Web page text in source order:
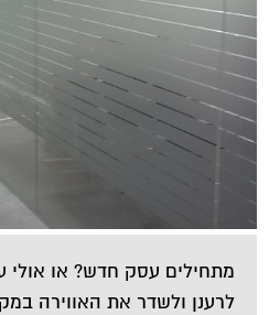
מתחילים עסק חדש? או אולי
לרענן ולשדר את האווירה